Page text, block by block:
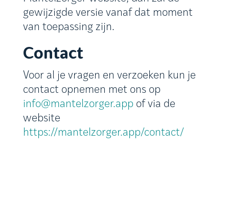
gewijzigde versie vanaf dat moment
van toepassing zijn.
Contact
Voor al je vragen en verzoeken kun je
contact opnemen met ons op
info@mantelzorger.app of via de
website
https://mantelzorger.app/contact/